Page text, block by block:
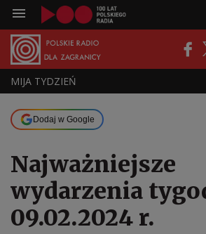
MIJA TYDZIEŃ
Dodaj w Google
Najważniejsze
wydarzenia
09.02.2024 r.